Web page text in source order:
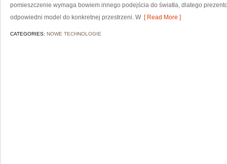
pomieszczenie wymaga bowiem innego podejścia do światła, dlatego
odpowiedni model do konkretnej przestrzeni. W [ Read More ]
CATEGORIES: NOWE TECHNOLOGIE